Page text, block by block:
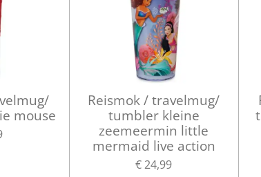
mouse
Reismok / travelmug/
tumbler kleine
zeemeermin little
mermaid live action
€ 24,99